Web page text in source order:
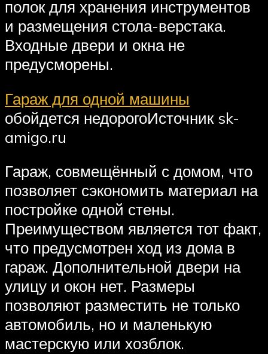
полок для хранения инструментов
и размещения стола-верстака.
Входные двери и окна не
предусморены.
Гараж для одной машины
обойдется недорогоИсточник sk-
amigo.ru
Гараж, совмещённый с домом, что
позволяет сэкономить материал на
постройке одной стены.
Преимуществом является тот факт,
что предусмотрен ход из дома в
гараж. Дополнительной двери на
улицу и окон нет. Размеры
позволяют разместить не только
автомобиль, но и маленькую
мастерскую или хозблок.